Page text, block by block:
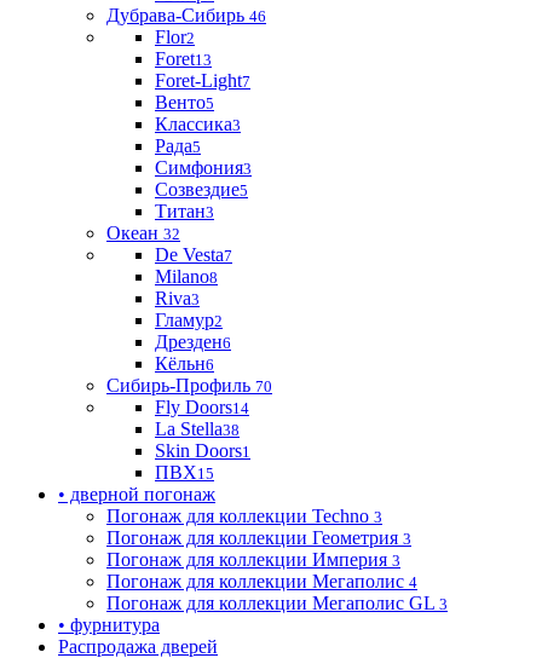
Дубрава-Сибирь 46
Flor2
Foret13
Foret-Light7
Венто5
Классика3
Рада5
Симфония3
Созвездие5
Титан3
Океан 32
De Vesta7
Milano8
Riva3
Гламур2
Дрезден6
Кёльн6
Сибирь-Профиль 70
Fly Doors14
La Stella38
Skin Doors1
ПВХ15
• дверной погонаж
Погонаж для коллекции Techno 3
Погонаж для коллекции Геометрия 3
Погонаж для коллекции Империя 3
Погонаж для коллекции Мегаполис 4
Погонаж для коллекции Мегаполис GL 3
• фурнитура
Распродажа дверей